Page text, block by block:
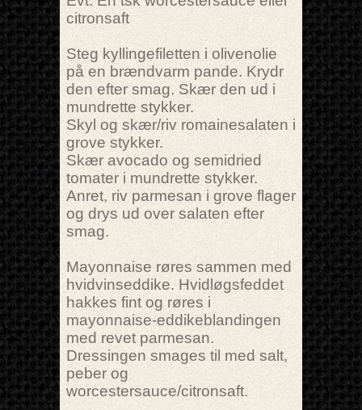
citronsaft
Steg kyllingefiletten i olivenolie
på en brændvarm pande. Krydr
den efter smag. Skær den ud i
mundrette stykker.
Skyl og skær/riv romainesalaten i
grove stykker.
Skær avocado og semidried
tomater i mundrette stykker.
Anret, riv parmesan i grove flager
og drys ud over salaten efter
smag.
Mayonnaise røres sammen med
hvidvinseddike. Hvidløgsfeddet
hakkes fint og røres i
mayonnaise-eddikeblandingen
med revet parmesan.
Dressingen smages til med salt,
peber og
worcestersauce/citronsaft.